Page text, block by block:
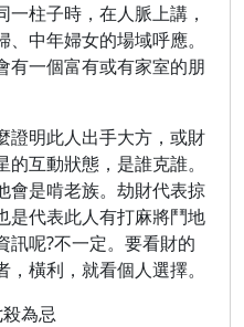
柱子時，在人脈上講，
中年婦女的場域呼應。
有一個富有或有家室的朋
證明此人出手大方，或財
互動狀態，是誰克誰。
會是啃老族。劫財代表掠
是代表此人有打麻將鬥地
訊呢?不一定。要看財的
橫利，就看個人選擇。
為忌